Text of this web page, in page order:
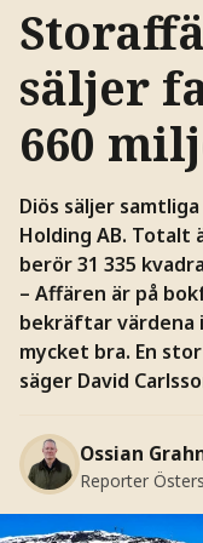
säljer
660
Diös säljer
Holding AB. Totalt
berör 31 335
– Affären är på
bekräftar värdena
mycket bra. En
säger David
Ossian
Reporter